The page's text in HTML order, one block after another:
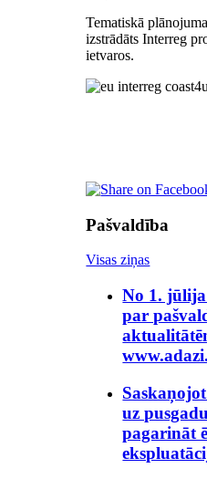
Tematiskā
izstrādāts Interreg
ietvaros.
Pašvaldība
Visas ziņas
No 1.
par
uz
pagarināt